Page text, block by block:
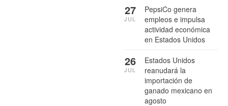
PepsiCo genera
empleos e impulsa
actividad económica
en Estados Unidos
27
JUL
Estados Unidos
reanudará la
importación de
ganado mexicano en
agosto
26
JUL